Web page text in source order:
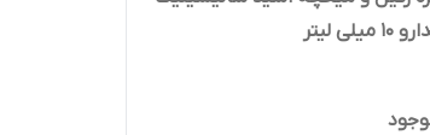
میلی لیتر